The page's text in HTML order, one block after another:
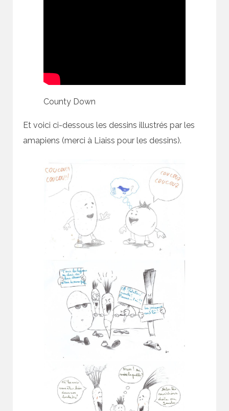
County Down
Et voici ci-dessous les dessins illustrés par les
amapiens (merci à Liaiss pour les dessins).